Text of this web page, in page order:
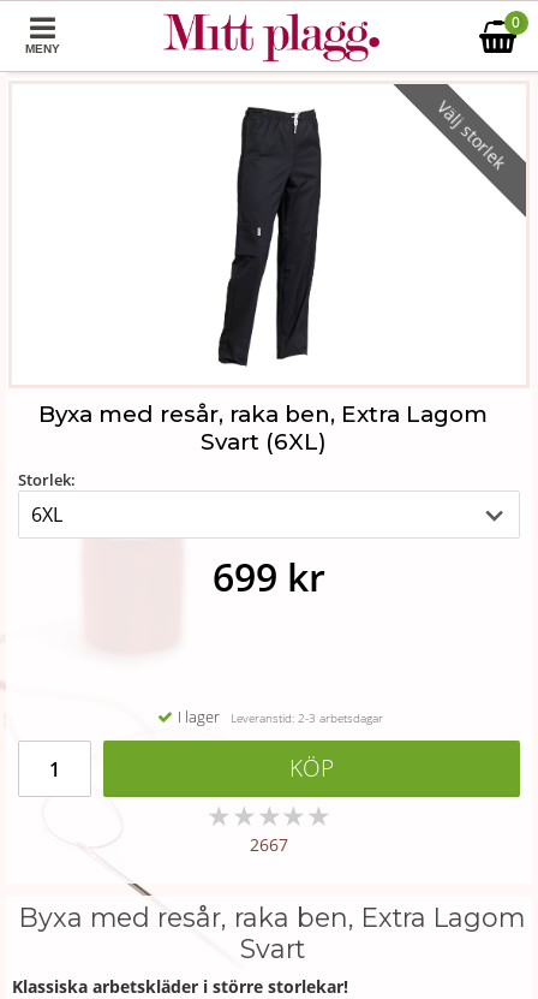
MENY
0
Välj storlek
Byxa med resår, raka ben, Extra Lagom
Svart (6XL)
Storlek:
699 kr
I lager Leveranstid: 2-3 arbetsdagar
KÖP
★★★★★
2667
Byxa med resår, raka ben, Extra Lagom
Svart
Klassiska arbetskläder i större storlekar!